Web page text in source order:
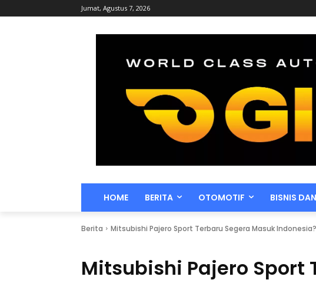
Jumat, Agustus 7, 2026
HOME BERITA OTOMOTIF BISNIS
Berita Mitsubishi Pajero Sport Terbaru Segera Masuk
Mitsubishi Pajero Sport